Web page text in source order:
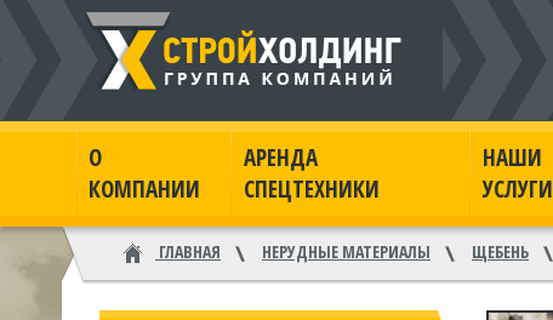
О
КОМПАНИИ
АРЕНДА
СПЕЦТЕХНИКИ
НАШИ
УСЛУГИ
ГЛАВНАЯ НЕРУДНЫЕ МАТЕРИАЛЫ ЩЕБЕНЬ